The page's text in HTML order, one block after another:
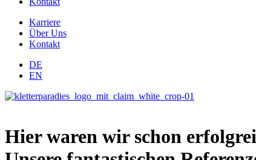
Karriere
Über Uns
Kontakt
DE
EN
Hier waren wir schon